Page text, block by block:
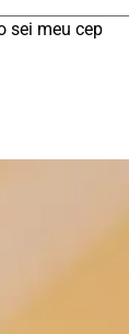
sei meu cep